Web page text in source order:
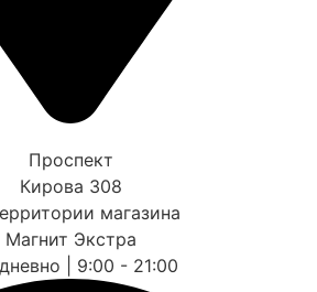
Проспект
Кирова 308
магазина
Магнит Экстра
| 9:00 - 21:00